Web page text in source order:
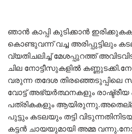
ഞാൻ കാപ്പി കുടിക്കാൻ
കൊണ്ടുവന്ന് വച്ച അരിപ്പുട്ടിലും
വ്യതിചലിച്ച് മേശപ്പുറത്ത്
ചില നോട്ടീസുകളിൽ
വരുന്ന തദേശ തിരഞ്ഞെടുപ്പിലെ
വോട്ട് അഭ്യർത്ഥനകളും രാഷ്ട്രീയ
പത്രികകളും
പുട്ടും കടലയും തട്ടി
കട്ടൻ ചായയുമായി അമ്മ